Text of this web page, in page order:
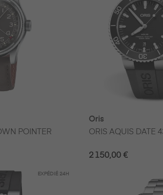
POINTER
Oris
ORIS AQUIS DATE
2 150,00 €
EXPÉDIÉ 24H